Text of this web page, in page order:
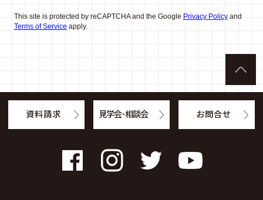
This site is protected by reCAPTCHA and the Google Privacy Policyand
Terms of Service apply.
FacebookInstagramTwitter YouTube
資料請求 見学会・相談会 お問合せ